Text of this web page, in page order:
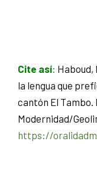
Cite así: Haboud,
la lengua que
cantón El Tambo.
Modernidad/
https://